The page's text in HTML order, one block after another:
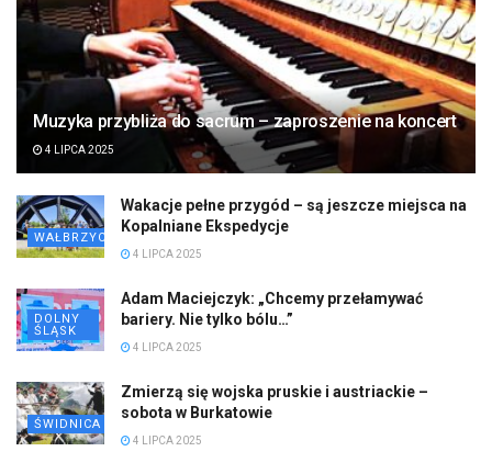
Muzyka przybliża do sacrum – zaproszenie na koncert
4 LIPCA 2025
WAŁBRZYCH
Wakacje pełne przygód – są jeszcze miejsca na
Kopalniane Ekspedycje
4 LIPCA 2025
DOLNY
ŚLĄSK
Adam Maciejczyk: „Chcemy przełamywać
bariery. Nie tylko bólu…”
4 LIPCA 2025
ŚWIDNICA
Zmierzą się wojska pruskie i austriackie –
sobota w Burkatowie
4 LIPCA 2025